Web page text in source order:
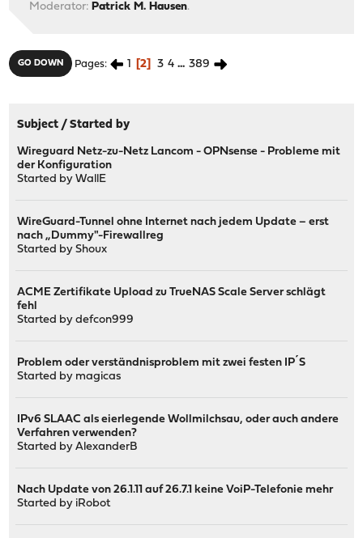
Moderator: Patrick M. Hausen.
GO DOWN Pages 1 2 3 4 ... 389
Subject /Started by
Wireguard Netz-zu-Netz Lancom - OPNsense - Probleme mit
der Konfiguration
Started byWallE
WireGuard-Tunnel ohne Internet nach jedem Update – erst
nach „Dummy"-Firewallreg
Started byShoux
ACME Zertifikate Upload zu TrueNAS Scale Server schlägt
fehl
Started bydefcon999
Problem oder verständnisproblem mit zwei festen IP´S
Started by magicas
IPv6 SLAAC als eierlegende Wollmilchsau, oder auch andere
Verfahren verwenden?
Started byAlexanderB
Nach Update von 26.1.11 auf 26.7.1 keine VoiP-Telefonie mehr
Started by iRobot